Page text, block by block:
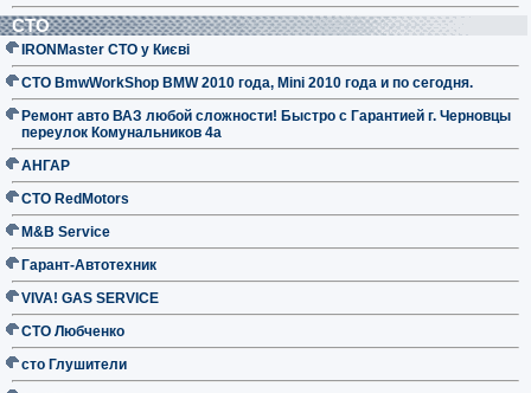
СТО
IRONMaster СТО у Києві
СТО BmwWorkShop BMW 2010 года, Mini 2010 года и по сегодня.
Ремонт авто ВАЗ любой сложности! Быстро с Гарантией г. Черновцы
переулок Комунальников 4а
АНГАР
СТО RedMotors
M&B Service
Гарант-Автотехник
VIVA! GAS SERVICE
СТО Любченко
сто Глушители